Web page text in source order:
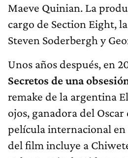
Maeve Quinian. La
cargo de Section Eight,
Steven Soderbergh y
Unos años después, en
Secretos de una
remake de la argentina
ojos, ganadora del
película internacional en
del film incluye a